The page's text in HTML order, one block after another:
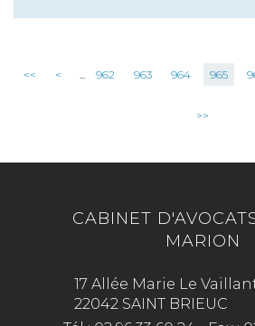
<< < ... 962 963 964 965
>>
CABINET
MARION
17 Allée Marie Le
22042 SAINT BRIEUC